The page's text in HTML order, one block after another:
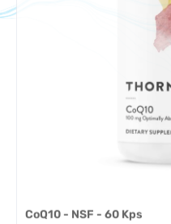
CoQ10 - NSF - 60 Kps